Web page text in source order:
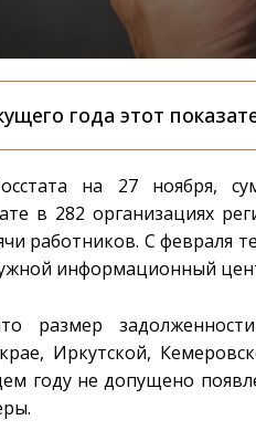
года этот
на 27 ноября,
в 282 организациях
работников. С февраля
информационный
размер
Иркутской,
году не допущено